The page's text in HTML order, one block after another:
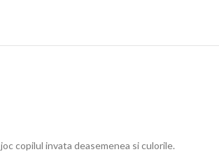
copilul invata deasemenea si culorile.